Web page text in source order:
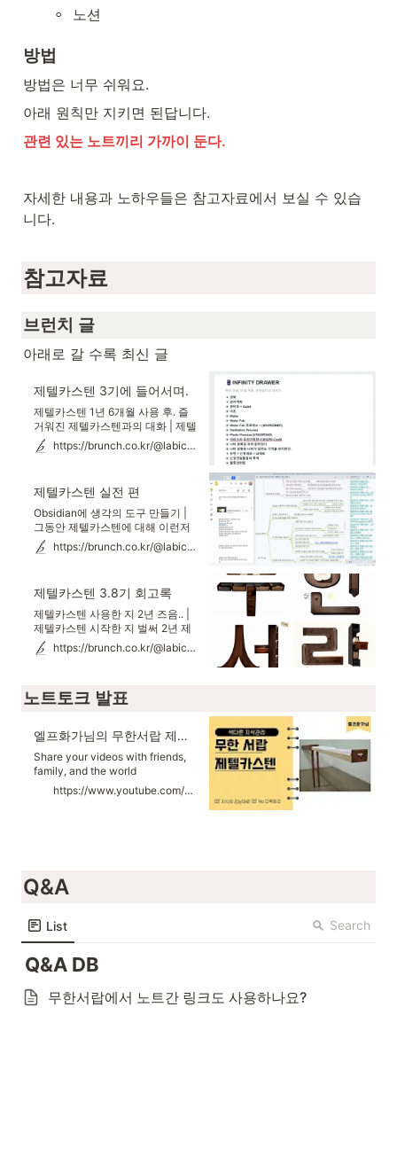
◦ 노션
방법
방법은 너무 쉬워요.
아래 원칙만 지키면 된답니다.
관련 있는 노트끼리 가까이 둔다.
자세한 내용과 노하우들은 참고자료에서 보실 수 있습
니다.
참고자료
브런치 글
아래로 갈 수록 최신 글
제텔카스텐 3기에 들어서며.
제텔카스텐 1년 6개월 사용 후. 즐
거워진 제텔카스텐과의 대화 | 제텔
카스텐을 시작한 지 1년 6개월 정도
제텔카스텐을 사용한 지 대략 1년 6
고 최근에 한번 크게 바뀌었는데 개
인적으론 3기 정도 느낌. 1기는 숀
케 아렌스와 샤샤의 방식을 학습하
면서, 나만의 방식으로 적용하는 시
간이었다.
https://brunch.co.kr/@labica/61
제텔카스텐 실전 편
Obsidian에 생각의 도구 만들기 |
그동안 제텔카스텐에 대해 이런저
런 이론적인 이야기를 많이 한 것
같다. 이번에는 내가 실제로 사용하
옵시디언이다. 옵시디언의 다양한
플러그인과 유연한 UI로 내가 생각
하는 방향성의 80%를 해결할 수 있
다. 다만, 나는 제텔카스텐 기법을
단독으로 사용하진 않는다. 현재
https://brunch.co.kr/@labica/73
제텔카스텐 3.8기 회고록
제텔카스텐 사용한 지 2년 즈음.. |
제텔카스텐 시작한 지 벌써 2년 제
텔카스텐을 시작한 지 벌써 2년 가
까이 지났다. 디지털 제텔카스텐인
재 3.8기. 1800개의 메모가 생긴
행을 회고해본다. 1800개의 메모
지금까지 만든 메모의 개수는
1800여 개.
https://brunch.co.kr/@labica/96
노트토크 발표
엘프화가님의 무한서랍 제텔카스텐
Share your videos with friends,
family, and the world
https://www.youtube.com/playlist?list=PLxr4g7pUbOFnqaAq3c4S6f7vOZdTBXonG
Q&A
List Search
Q&A DB
무한서랍에서 노트간 링크도 사용하나요?